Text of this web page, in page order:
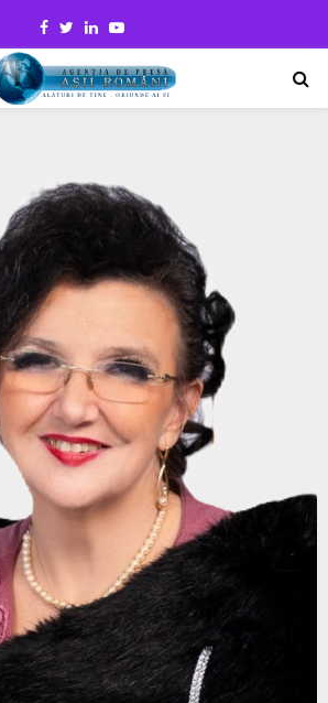
Facebook
TwitterLinkedinYoutube